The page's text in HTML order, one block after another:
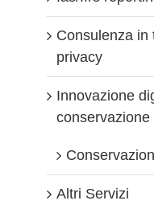
Consulenza in
privacy
Innovazione
Altri Servizi